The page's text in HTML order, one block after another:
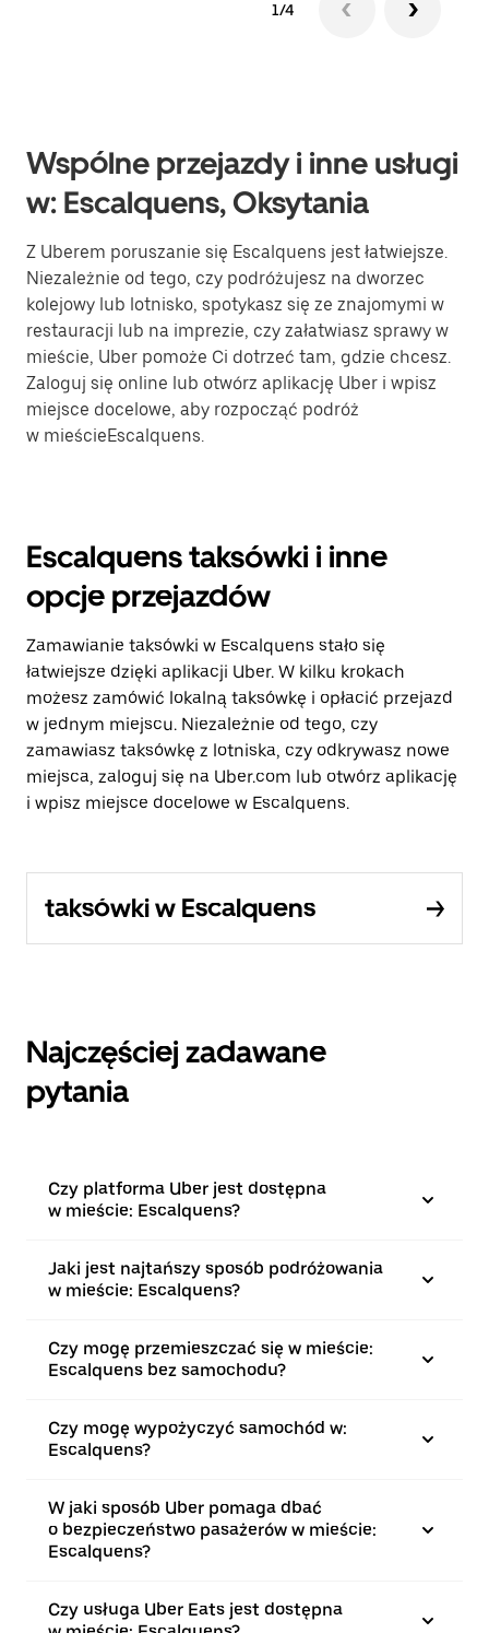
1/4
Wspólne przejazdy i inne usługi
w: Escalquens, Oksytania
Z Uberem poruszanie się Escalquens jest łatwiejsze.
Niezależnie od tego, czy podróżujesz na dworzec
kolejowy lub lotnisko, spotykasz się ze znajomymi w
restauracji lub na imprezie, czy załatwiasz sprawy w
mieście, Uber pomoże Ci dotrzeć tam, gdzie chcesz.
Zaloguj się online lub otwórz aplikację Uber i wpisz
miejsce docelowe, aby rozpocząć podróż
w mieścieEscalquens.
Escalquens taksówki i inne
opcje przejazdów
Zamawianie taksówki w Escalquens stało się
łatwiejsze dzięki aplikacji Uber. W kilku krokach
możesz zamówić lokalną taksówkę i opłacić przejazd
w jednym miejscu. Niezależnie od tego, czy
zamawiasz taksówkę z lotniska, czy odkrywasz nowe
miejsca, zaloguj się na Uber.com lub otwórz aplikację
i wpisz miejsce docelowe w Escalquens.
taksówki w Escalquens
Najczęściej zadawane
pytania
Czy platforma Uber jest dostępna
w mieście: Escalquens?
Jaki jest najtańszy sposób podróżowania
w mieście: Escalquens?
Czy mogę przemieszczać się w mieście:
Escalquens bez samochodu?
Czy mogę wypożyczyć samochód w:
Escalquens?
W jaki sposób Uber pomaga dbać
o bezpieczeństwo pasażerów w mieście:
Escalquens?
Czy usługa Uber Eats jest dostępna